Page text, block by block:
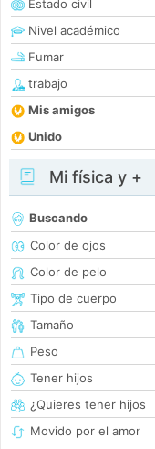
Estado civil
Nivel académico
Fumar
trabajo
Mis amigos
Unido
Mi física y +
Buscando
Color de ojos
Color de pelo
Tipo de cuerpo
Tamaño
Peso
Tener hijos
¿Quieres tener hijos
Movido por el amor